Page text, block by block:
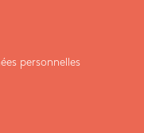
personnelles